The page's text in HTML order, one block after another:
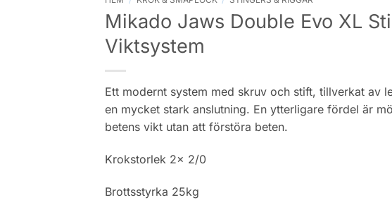
Mikado Jaws Double Evo XL
Viktsystem
Ett modernt system med skruv och stift, tillverkat av
en mycket stark anslutning. En ytterligare fördel är
betens vikt utan att förstöra beten.
Krokstorlek 2x 2/0
Brottsstyrka 25kg